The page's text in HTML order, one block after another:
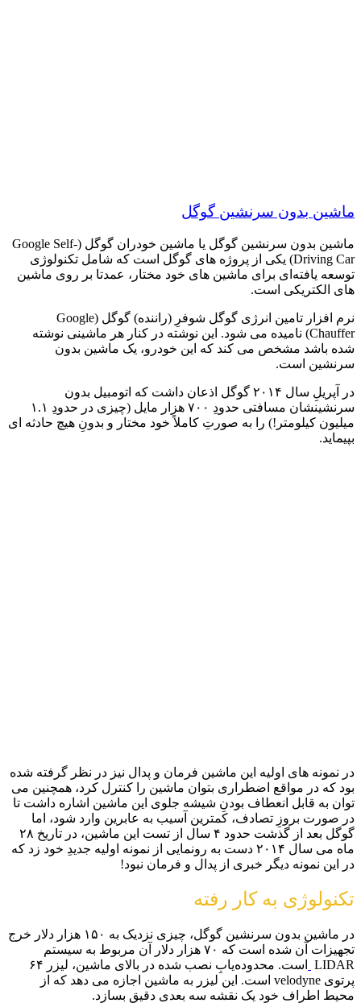
ماشین بدون سرنشین گوگل
ماشین بدون سرنشین گوگل یا ماشین خودران گوگل (Google Self-
Driving Car) یکی از پروژه های گوگل است که شامل تکنولوژی
توسعه یافته‌ای برای ماشین های خود مختار، عمدتا بر روی ماشین
های الکتریکی است.
نرم افزار تامین انرژی گوگل شوفرِ (راننده) گوگل (Google
Chauffer) نامیده می شود. این نوشته در کنار هر ماشینی نوشته
شده باشد مشخص می کند که این خودرو، یک ماشین بدون
سرنشین است.
در آپریلِ سال ۲۰۱۴ گوگل اذعان داشت که اتومبیل بدون
سرنشینشان مسافتی حدودِ ۷۰۰ هزار مایل (چیزی در حدودِ ۱.۱
میلیون کیلومتر!) را به صورتِ کاملاً خود مختار و بدونِ هیچ حادثه ای
بپیماید.
در نمونه های اولیه این ماشین فرمان و پدال نیز در نظر گرفته شده
بود که در مواقع اضطراری بتوان ماشین را کنترل کرد، همچنین می
توان به قابل انعطاف بودنِ شیشه جلوی این ماشین اشاره داشت تا
در صورت بروزِ تصادف، کمترین آسیب به عابرین وارد شود، اما
گوگل بعد از گذشت حدود ۴ سال از تست این ماشین، در تاریخ ۲۸
ماه می سال ۲۰۱۴ دست به رونمایی از نمونه اولیه جدیدِ خود زد که
در این نمونه دیگر خبری از پدال و فرمان نبود!
تکنولوژی به کار رفته
در ماشین بدون سرنشین گوگل، چیزی نزدیک به ۱۵۰ هزار دلار خرج
تجهیزات آن شده است که ۷۰ هزار دلار آن مربوط به سیستم
LIDAR
است. محدوده‌یابِ نصب شده در بالای ماشین، لیزر ۶۴
پرتوی velodyne است. این لیزر به ماشین اجازه می دهد که از
محیط اطراف خود یک نقشه سه بعدی دقیق بسازد.